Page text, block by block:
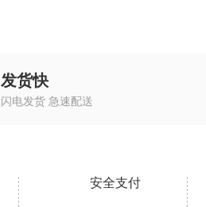
发货快
闪电发货 急速配送
安全支付